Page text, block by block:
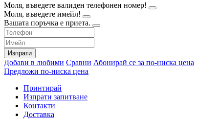
Моля, въведете валиден телефонен номер!
Моля, въведете имейл!
Вашата поръчка е приета.
Изпрати
Добави в любими Сравни Абонирай се за по-ниска цена
Предложи по-ниска цена
Принтирай
Изпрати запитване
Контакти
Доставка